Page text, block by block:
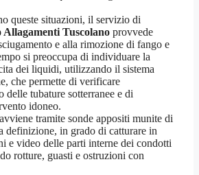
queste situazioni, il servizio di
Tuscolano provvede
e alla rimozione di fango e
si preoccupa di individuare la
dei liquidi, utilizzando il sistema
che permette di verificare
delle tubature sotterranee e di
idoneo.
tramite sonde appositi munite di
definizione, in grado di catturare in
e video delle parti interne dei condotti
rotture, guasti e ostruzioni con